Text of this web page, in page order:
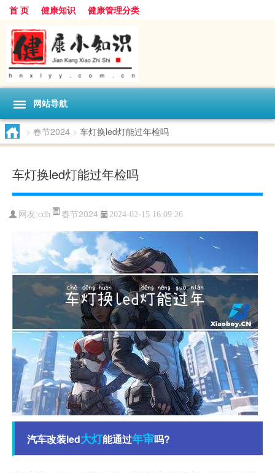
首 页 健康知识 健康管理分类
网站导航
> 春节2024 > 车灯换led灯能过年检吗
车灯换led灯能过年检吗
网友:cdh 春节2024 2024-02-15 16:09:26
汽车改装led大灯能通过年审吗?